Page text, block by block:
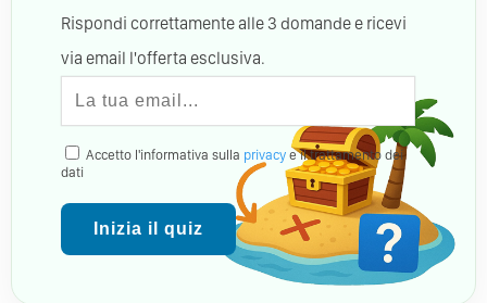
Rispondi correttamente alle 3 domande e ricevi
via email l'offerta esclusiva.
Accetto l'informativa sulla privacy e il trattamento dei
dati
Inizia il quiz